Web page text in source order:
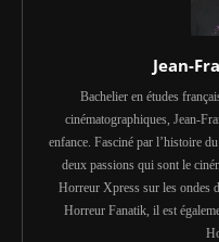
Jean-
Bachelier en études
cinématographiques, Jean-
enfance. Fasciné par l’histoire
deux passions qui sont le
Horreur Xpress sur les ondes
Horreur Fanatik, il est